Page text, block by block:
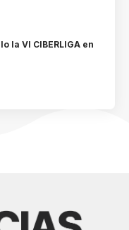
la VI CIBERLIGA en